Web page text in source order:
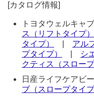
[カタログ情報]
トヨタウェルキ
ス（リフトタイプ）
タイプ）
アル
プタイプ）
シ
クティス（スロープ
日産ライフケア
ブ（スロープタイプ